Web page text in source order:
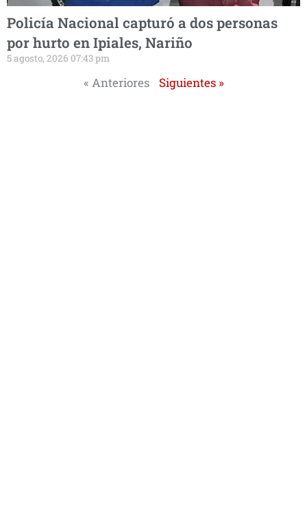
Policía Nacional capturó a dos personas
por hurto en Ipiales, Nariño
5 agosto, 2026 07:43 pm
« Anteriores Siguientes »